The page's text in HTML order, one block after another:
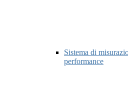
Sistema di
performance